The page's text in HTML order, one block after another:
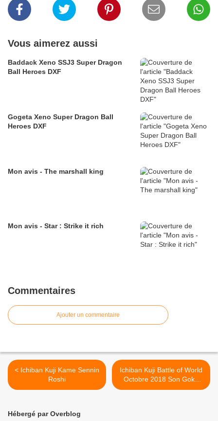
Vous aimerez aussi
Baddack Xeno SSJ3 Super Dragon
Ball Heroes DXF
Gogeta Xeno Super Dragon Ball
Heroes DXF
Mon avis - The marshall king
Mon avis - Star : Strike it rich
Commentaires
Ajouter un commentaire
< Ichiban Kuji Kame Sennin
Roshi
Ichiban Kuji Battle of World
Octobre 2018 Son Goku
Rage >
Hébergé par Overblog